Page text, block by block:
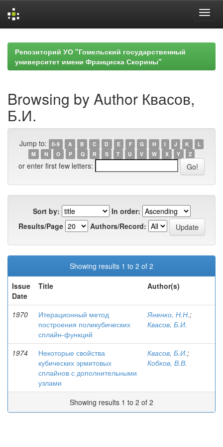
navigationРепозиторий УО "Гомельский государственный
университет имени Франциска Скорины"
Browsing by Author Квасов,
Б.И.
Jump to: 0-9 A B C D E F G H I J K
L
M
N O P Q R S T U V W X Y Z
or enter first few letters:
Sort by:
In order:
Results/Page
Authors/Record:
Showing results 1 to 2 of 2
Issue
Date
Title Author(s)
1970
Итерационный метод
построения поликубических
сплайн-функций
Яненко, Н.Н.;
Квасов, Б.И.
1974
Некоторые свойства
кубических эрмитовых
сплайнов с дополнительными
узлами
Квасов, Б.И.;
Кобков, В.В.
Showing results 1 to 2 of 2